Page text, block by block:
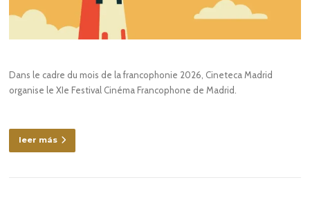
Dans le cadre du mois de la francophonie 2026, Cineteca Madrid
organise le XIe Festival Cinéma Francophone de Madrid.
leer más